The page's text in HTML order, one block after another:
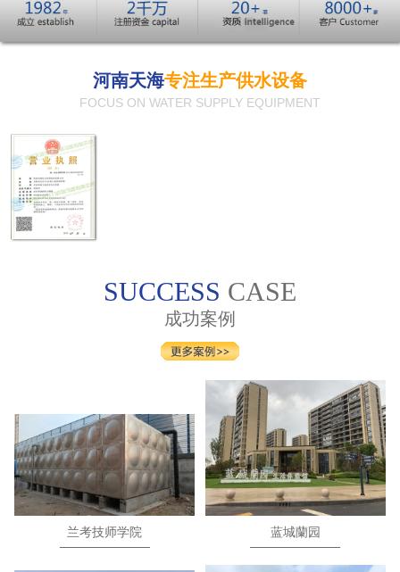
河南天海专注生产供水设备
FOCUS ON WATER SUPPLY EQUIPMENT
SUCCESS CASE
成功案例
兰考技师学院 蓝城蘭园